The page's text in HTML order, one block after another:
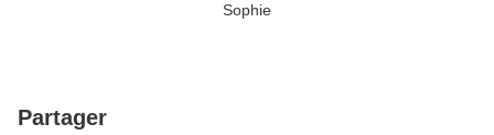
Sophie
Partager